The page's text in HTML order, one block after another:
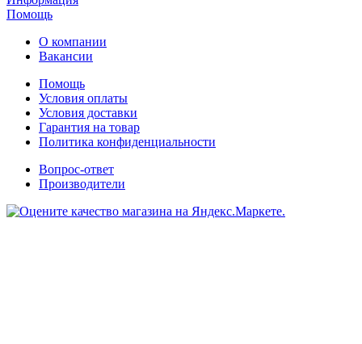
Помощь
О компании
Вакансии
Помощь
Условия оплаты
Условия доставки
Гарантия на товар
Политика конфиденциальности
Вопрос-ответ
Производители